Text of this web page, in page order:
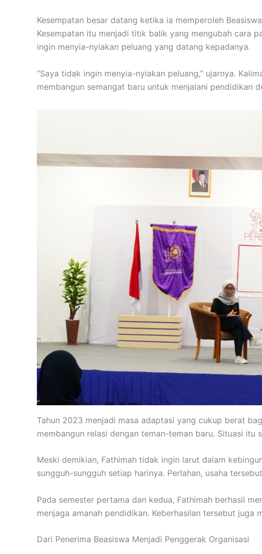
Kesempatan besar datang ketika ia memperoleh
Kesempatan itu menjadi titik balik yang mengubah cara
ingin menyia-nyiakan peluang yang datang kepadanya.
“Saya tidak ingin menyia-nyiakan peluang,” ujarnya.
membangun semangat baru untuk menjalani pendidikan
Tahun 2023 menjadi masa adaptasi yang cukup berat
membangun relasi dengan teman-teman baru. Situasi
Meski demikian, Fathimah tidak ingin larut dalam
sungguh-sungguh setiap harinya. Perlahan, usaha
Pada semester pertama dan kedua, Fathimah berhasil
menjaga amanah pendidikan. Keberhasilan tersebut
Dari Penerima Beasiswa Menjadi Penggerak Organisasi